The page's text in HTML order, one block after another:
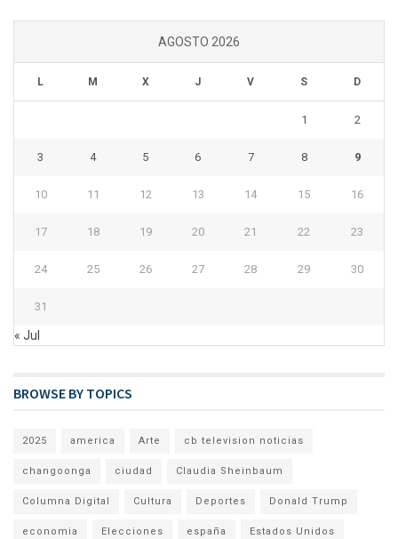
AGOSTO 2026
L M X J V S D
1 2
3 4 5 6 7 8 9
10 11 12 13 14 15 16
17 18 19 20 21 22 23
24 25 26 27 28 29 30
31
« Jul
BROWSE BY TOPICS
2025 america Arte cb television noticias
changoonga ciudad Claudia Sheinbaum
Columna Digital Cultura Deportes Donald Trump
economia Elecciones españa Estados Unidos